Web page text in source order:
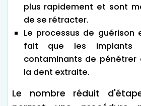
plus rapidement et sont
de se rétracter.
Le processus de
fait que les implants
contaminants de pénétrer
la dent extraite.
Le nombre réduit